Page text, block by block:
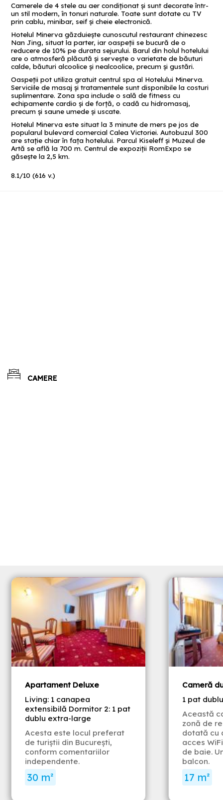
Camerele de 4 stele au aer condiţionat și sunt decorate într-
un stil modern, în tonuri naturale. Toate sunt dotate cu TV
prin cablu, minibar, seif şi cheie electronică.
Hotelul Minerva găzduieşte cunoscutul restaurant chinezesc
Nan Jing, situat la parter, iar oaspeţii se bucură de o
reducere de 10% pe durata sejurului. Barul din holul hotelului
are o atmosferă plăcută şi servește o varietate de băuturi
calde, băuturi alcoolice şi nealcoolice, precum şi gustări.
Oaspeţii pot utiliza gratuit centrul spa al Hotelului Minerva.
Serviciile de masaj și tratamentele sunt disponibile la costuri
suplimentare. Zona spa include o sală de fitness cu
echipamente cardio şi de forţă, o cadă cu hidromasaj,
precum şi saune umede şi uscate.
Hotelul Minerva este situat la 3 minute de mers pe jos de
popularul bulevard comercial Calea Victoriei. Autobuzul 300
are stație chiar în fața hotelului. Parcul Kiseleff și Muzeul de
Artă se află la 700 m. Centrul de expoziţii RomExpo se
găsește la 2,5 km.
8.1/10 (616 v.)
CAMERE
Apartament Deluxe
Living: 1 canapea
extensibilă Dormitor 2: 1 pat
dublu extra-large
Acesta este locul preferat
de turiștii din București,
conform comentariilor
independente.
30 m²
Cameră
1 pat
Această
zonă de
dotată cu
acces
de baie.
balcon.
17 m²